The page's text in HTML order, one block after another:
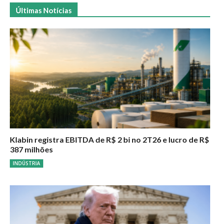
Últimas Notícias
Klabin registra EBITDA de R$ 2 bi no 2T26 e lucro de R$
387 milhões
INDÚSTRIA